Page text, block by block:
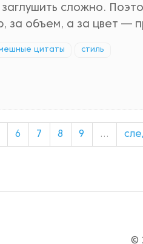
заглушить сложно.
за объем, а за цвет —
цитаты стиль
6 7 8 9 …
©